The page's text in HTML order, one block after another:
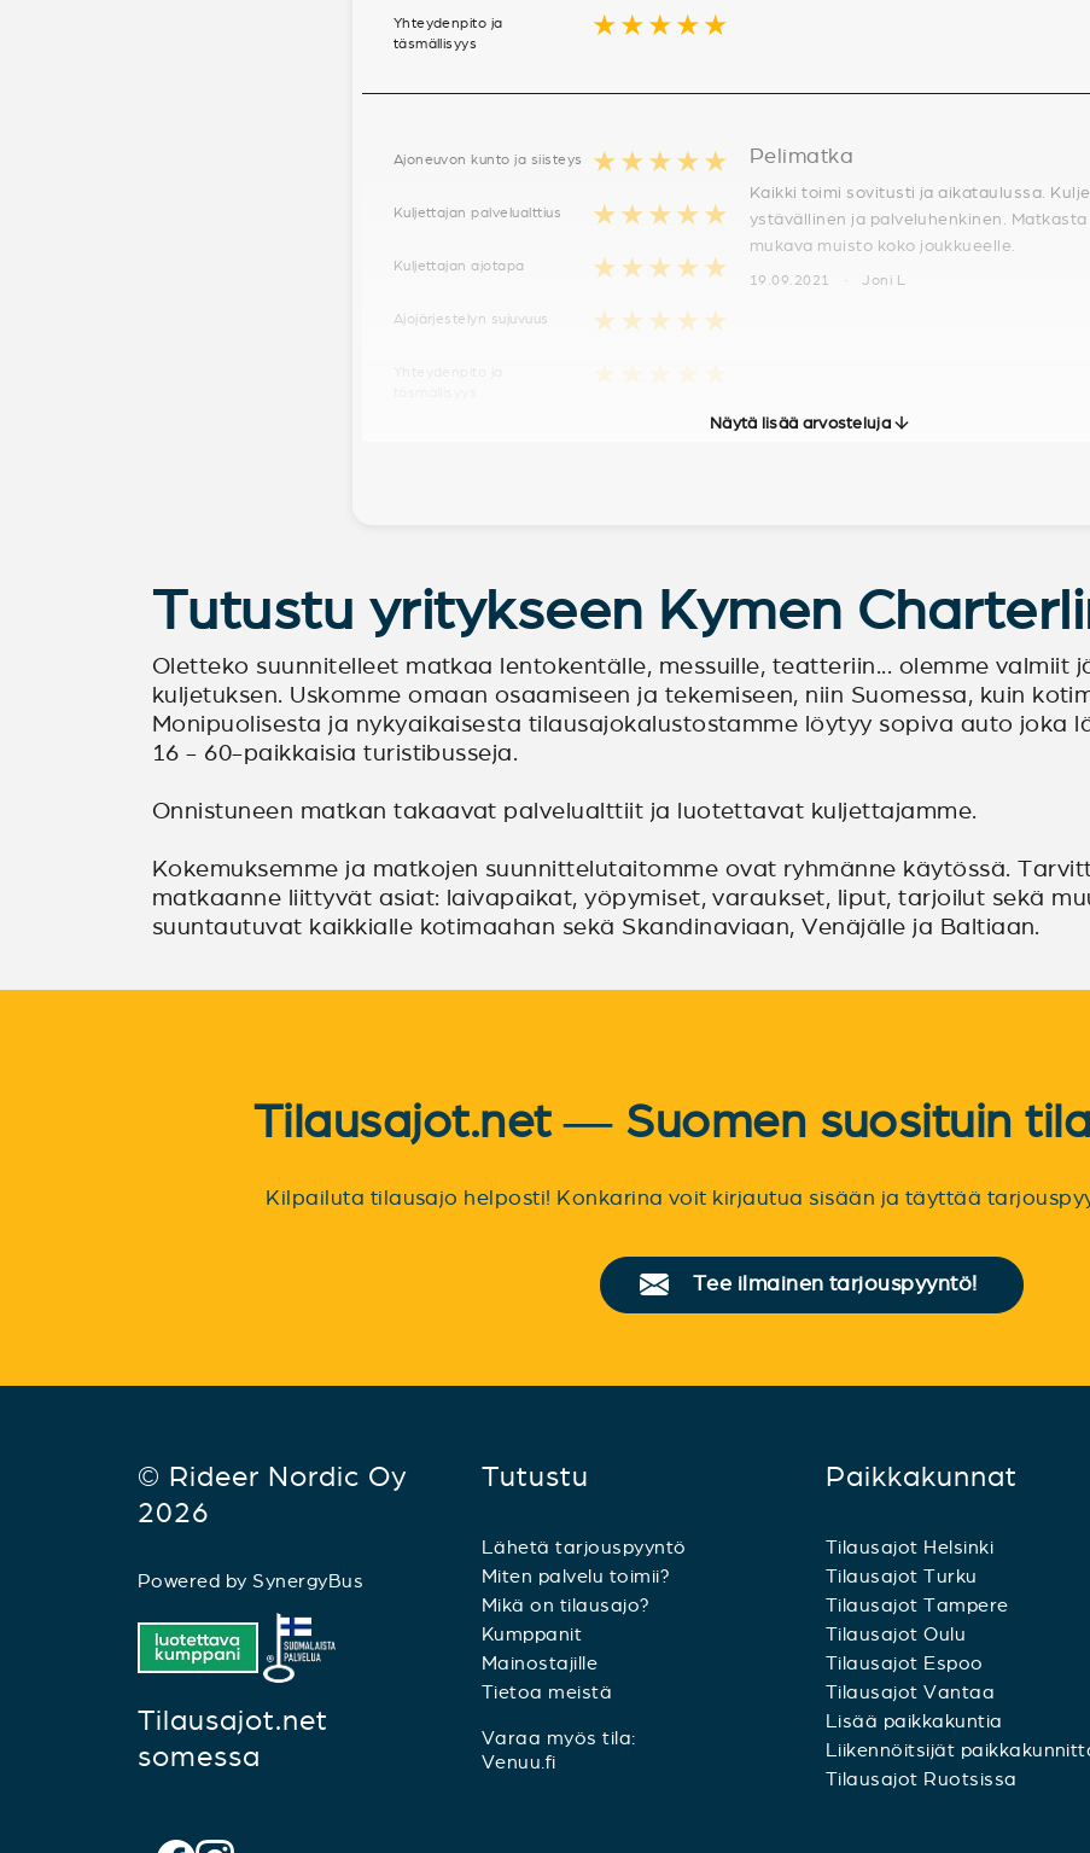
Yhteydenpito ja
täsmällisyys
★★★★★
Ajoneuvon kunto ja siisteys ★★★★★
Kuljettajan palvelualttius ★★★★★
Kuljettajan ajotapa ★★★★★
Ajojärjestelyn sujuvuus ★★★★★
★★★★★
Pelimatka
Kaikki toimi sovitusti ja aikataulussa.
ystävällinen ja palveluhenkinen. Matkasta
mukava muisto koko joukkueelle.
19.09.2021 · Joni L
Näytä lisää arvosteluja
Tutustu yritykseen Kymen
Oletteko suunnitelleet matkaa lentokentälle, messuille, teatteriin... olemme valmiit
kuljetuksen. Uskomme omaan osaamiseen ja tekemiseen, niin Suomessa, kuin
Monipuolisesta ja nykyaikaisesta tilausajokalustostamme löytyy sopiva auto joka
16 - 60-paikkaisia turistibusseja.
Onnistuneen matkan takaavat palvelualttiit ja luotettavat kuljettajamme.
Kokemuksemme ja matkojen suunnittelutaitomme ovat ryhmänne käytössä.
matkaanne liittyvät asiat: laivapaikat, yöpymiset, varaukset, liput, tarjoilut sekä
suuntautuvat kaikkialle kotimaahan sekä Skandinaviaan, Venäjälle ja Baltiaan.
Tilausajot.net — Suomen suosituin
Kilpailuta tilausajo helposti! Konkarina voit kirjautua sisään ja täyttää
Tee ilmainen tarjouspyyntö!
© Rideer Nordic Oy
2026
Powered by SynergyBus
Tilausajot.net
somessa
Tutustu
Lähetä tarjouspyyntö
Miten palvelu toimii?
Mikä on tilausajo?
Kumppanit
Mainostajille
Tietoa meistä
Varaa myös tila:
Venuu.fi
Paikkakunnat
Tilausajot Helsinki
Tilausajot Turku
Tilausajot Tampere
Tilausajot Oulu
Tilausajot Espoo
Tilausajot Vantaa
Lisää paikkakuntia
Liikennöitsijät
Tilausajot Ruotsissa